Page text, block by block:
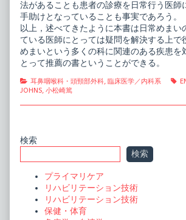
法があることも患者の診療を日常行う医師
手助けとなっていることも事実であろう。
以上，述べてきたように本書は日常めまい
ている医師にとっては疑問を解決する上で
めまいという多くの科に関連のある疾患を
とって推薦の書ということができる。
Categories
耳鼻咽喉科・頭頸部外科, 臨床医学／内科系
JOHNS, 小松崎篤
Primary
Sidebar
検索
検索
プライマリケア
リハビリテーション技術
リハビリテーション技術
保健・体育